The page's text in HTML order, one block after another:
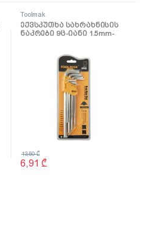
Toolmak
ექვსკუთხა სახრახნისის
ნაკრები 9ც-იანი 1.5mm-
6,91 ₾
13,50₾